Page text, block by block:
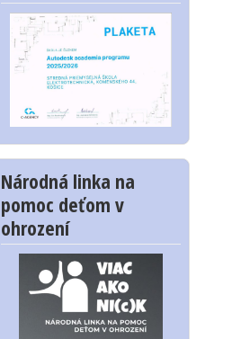
Národná linka na
pomoc deťom v
ohrození